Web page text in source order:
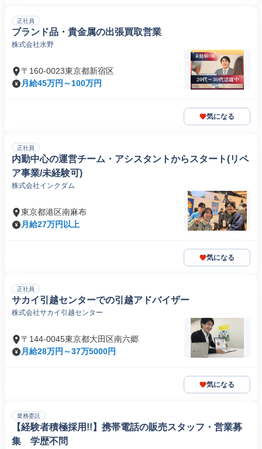
正社員
ブランド品・貴金属の出張買取営業
株式会社水野
〒160-0023東京都新宿区
月給45万円～100万円
気になる
正社員
内勤中心の運営チーム・アシスタントからスタート(リペ
ア事業/未経験可)
株式会社インクダム
東京都港区南麻布
月給27万円以上
気になる
正社員
サカイ引越センターでの引越アドバイザー
株式会社サカイ引越センター
〒144-0045東京都大田区南六郷
月給28万円～37万5000円
気になる
業務委託
【経験者積極採用!!】携帯電話の販売スタッフ・営業募
集 学歴不問